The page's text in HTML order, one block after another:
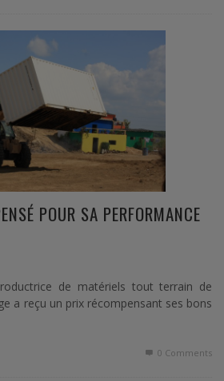
POUR SA PERFORMANCE
de matériels tout terrain de
a reçu un prix récompensant ses bons
0 Comments